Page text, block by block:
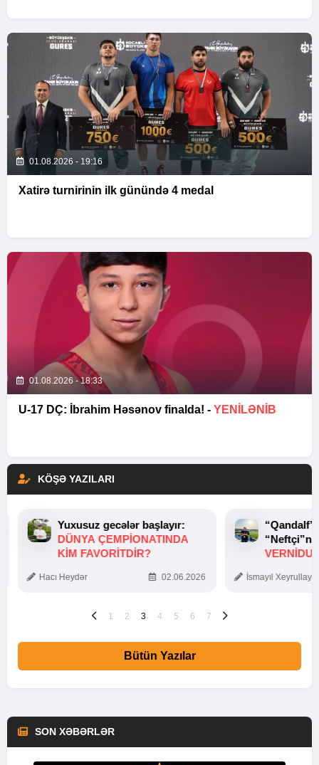
01.08.2026 - 19:16
Xatirə turnirinin ilk günündə 4 medal
01.08.2026 - 18:33
U-17 DÇ: İbrahim Həsənov finalda! - YENİLƏNİB
KÖŞƏ YAZILARI
Yuxusuz gecələr başlayır:
DÜNYA ÇEMPIONATINDA
KIM FAVORITDIR?
Hacı Heydər 02.06.2026 İsmayıl
1 2 3 4 5 6 7
Bütün Yazılar
SON XƏBƏRLƏR